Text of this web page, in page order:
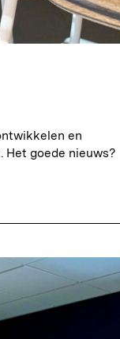
en
goede nieuws?